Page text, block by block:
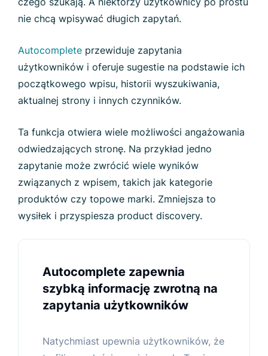
nie chcą wpisywać długich zapytań.
Autocomplete przewiduje zapytania
użytkowników i oferuje sugestie na podstawie ich
początkowego wpisu, historii wyszukiwania,
aktualnej strony i innych czynników.
Ta funkcja otwiera wiele możliwości angażowania
odwiedzających stronę. Na przykład jedno
zapytanie może zwrócić wiele wyników
związanych z wpisem, takich jak kategorie
produktów czy topowe marki. Zmniejsza to
wysiłek i przyspiesza product discovery.
Autocomplete zapewnia
szybką informację zwrotną na
zapytania użytkowników
Natychmiast upewnia użytkowników, że